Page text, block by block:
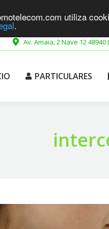
utiliza
.
Av. Amaia, 2 Nave 12
PARTICULARES
PARTICULARES